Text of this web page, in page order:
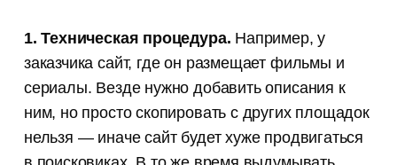
1. Техническая процедура. Например, у
заказчика сайт, где он размещает фильмы и
сериалы. Везде нужно добавить описания к
ним, но просто скопировать с других площадок
нельзя — иначе сайт будет хуже продвигаться